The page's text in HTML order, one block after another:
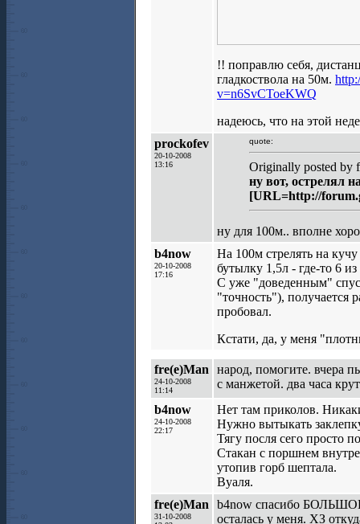
!! поправлю себя,
гладкоствола на 50м.
v=n6SvCToeKWQ
надеюсь, что на этой
prockofev
20-10-2008
13:16
quote:
Originally posted by
ну вот, острелял
[URL=http://
ну для 100м.. вполне
b4now
20-10-2008
17:16
На 100м стрелять на
бутылку 1,5л - где-то 6
С уже "доведенным"
"точность"), получается
пробовал.
Кстати, да, у меня
fre(e)Man
24-10-2008
11:14
народ, помогите. вчера
с манжетой. два часа
b4now
24-10-2008
22:17
Нет там приколов.
Нужно вытыкать
Тягу посля сего просто
Стакан с поршнем
утопив горб шептала.
Вуаля.
fre(e)Man
31-10-2008
b4now спасибо БОЛЬШОЕ.
осталась у меня. ХЗ